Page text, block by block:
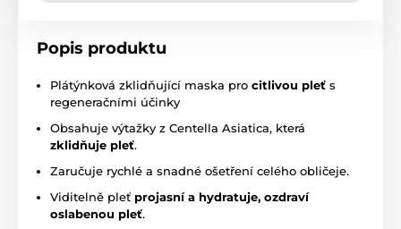
Popis produktu
Plátýnková zklidňující maska pro citlivou pleť s
regeneračními účinky
Obsahuje výtažky z Centella Asiatica, která
zklidňuje pleť.
Zaručuje rychlé a snadné ošetření celého obličeje.
Viditelně pleť projasní a hydratuje, ozdraví
oslabenou pleť.